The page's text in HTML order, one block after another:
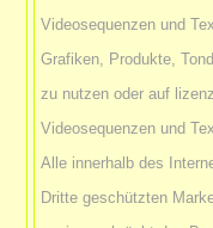
Videosequenzen und
Grafiken, Produkte,
zu nutzen oder auf
Videosequenzen und
Alle innerhalb des
Dritte geschützten